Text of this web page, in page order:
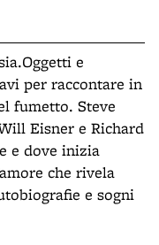
e
per raccontare in
fumetto. Steve
Eisner e Richard
e dove inizia
che rivela
e sogni